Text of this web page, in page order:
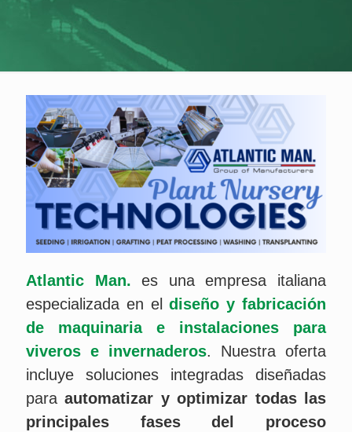
Atlantic Man. es una empresa italiana
especializada en eldiseño y fabricación
de maquinaria e instalaciones para
viveros e invernaderos. Nuestra oferta
incluye soluciones integradas diseñadas
paraautomatizar y optimizar todas las
principales fases del proceso